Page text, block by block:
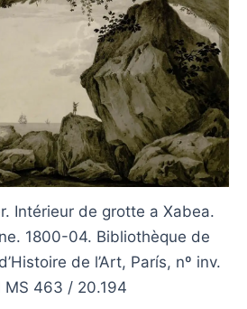
Intérieur de grotte a Xabea.
1800-04. Bibliothèque de
de l’Art, París, nº inv.
MS 463 / 20.194